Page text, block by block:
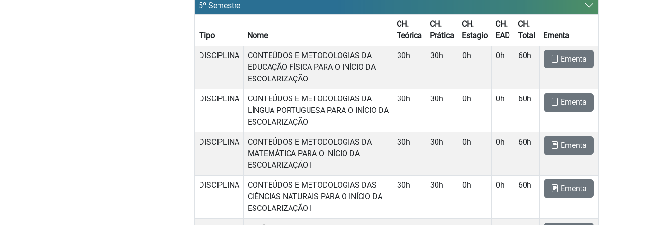
5º Semestre
Tipo Nome
CH.
Teórica
CH.
Prática
CH.
Estagio
CH.
EAD
CH.
Total
Ementa
DISCIPLINA
CONTEÚDOS E METODOLOGIAS DA
EDUCAÇÃO FÍSICA PARA O INÍCIO DA
ESCOLARIZAÇÃO
30h 30h 0h 0h 60h Ementa
DISCIPLINA
CONTEÚDOS E METODOLOGIAS DA
LÍNGUA PORTUGUESA PARA O INÍCIO DA
ESCOLARIZAÇÃO
30h 30h 0h 0h 60h Ementa
DISCIPLINA
CONTEÚDOS E METODOLOGIAS DA
MATEMÁTICA PARA O INÍCIO DA
ESCOLARIZAÇÃO I
30h 30h 0h 0h 60h Ementa
DISCIPLINA
CONTEÚDOS E METODOLOGIAS DAS
CIÊNCIAS NATURAIS PARA O INÍCIO DA
ESCOLARIZAÇÃO I
30h 30h 0h 0h 60h Ementa